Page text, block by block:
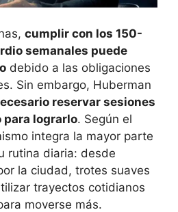
cumplir con los 150-
semanales puede
debido a las obligaciones
Sin embargo, Huberman
reservar sesiones
para lograrlo. Según el
integra la mayor parte
rutina diaria: desde
la ciudad, trotes suaves
trayectos cotidianos
moverse más.